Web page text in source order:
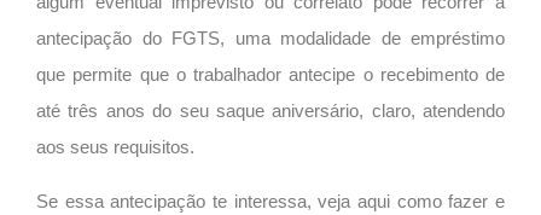
antecipação do FGTS, uma modalidade de empréstimo
que permite que o trabalhador antecipe o recebimento de
até três anos do seu saque aniversário, claro, atendendo
aos seus requisitos.
Se essa antecipação te interessa, veja aqui como fazer e